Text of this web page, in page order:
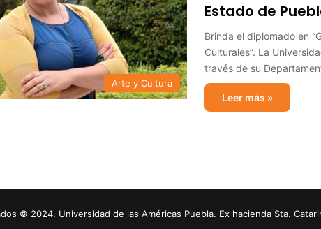
Arte y Cultura
Estado de
Brinda el diplomado en
Culturales”. La
través de su
Leer más »
© 2024. Universidad de las Américas Puebla. Ex hacienda Sta.